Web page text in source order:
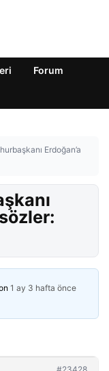
Forum
Erdoğan’a
1 ay 3 hafta önce